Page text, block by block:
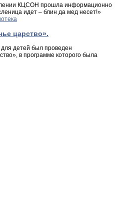
КЦСОН прошла информационно
идет – блин да мед несет!»
царство».
детей был проведен
в программе которого была